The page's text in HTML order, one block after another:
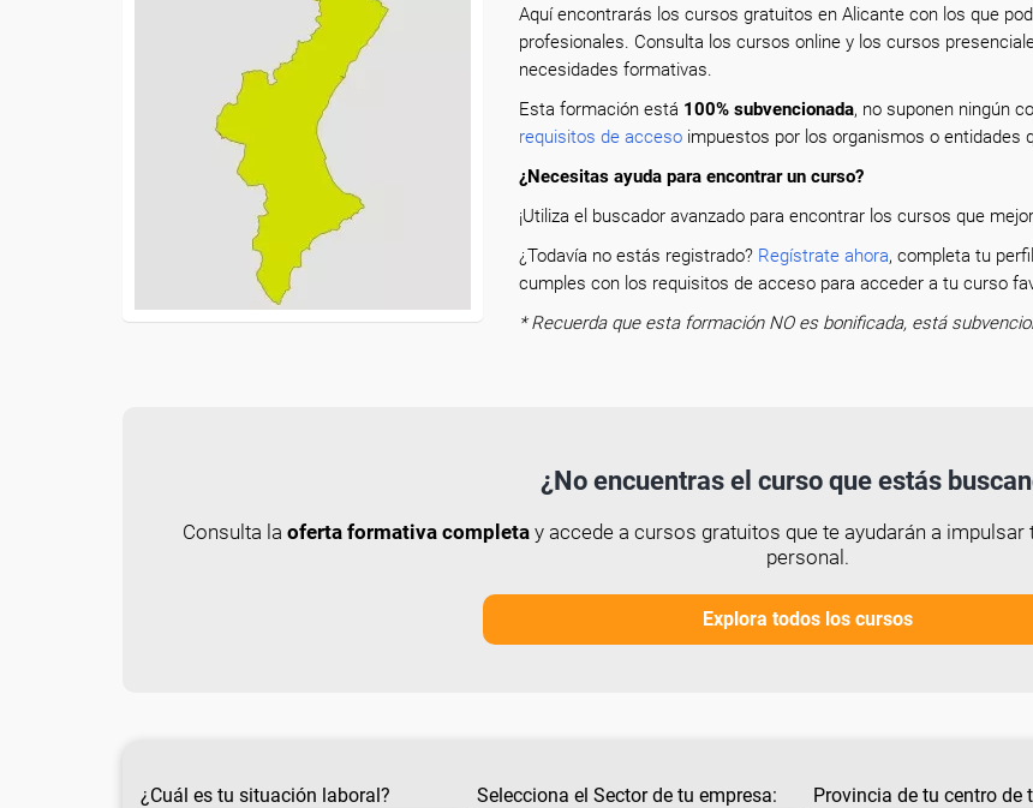
Aquí encontrarás los cursos gratuitos en Alicante con los que
profesionales. Consulta los cursos online y los cursos
necesidades formativas.
Esta formación está 100% subvencionada, no suponen ningún
requisitos de acceso impuestos por los organismos o entidades
¿Necesitas ayuda para encontrar un curso?
¡Utiliza el buscador avanzado para encontrar los cursos que
¿Todavía no estás registrado? Regístrate ahora, completa tu
cumples con los requisitos de acceso para acceder a tu curso
* Recuerda que esta formación NO es bonificada, está
¿No encuentras el curso que estás
Consulta la oferta formativa completay accede a cursos gratuitos que te ayudarán a
personal.
Explora todos los cursos
¿Cuál es tu situación laboral? Selecciona el Sector de tu empresa: Provincia de tu centro de